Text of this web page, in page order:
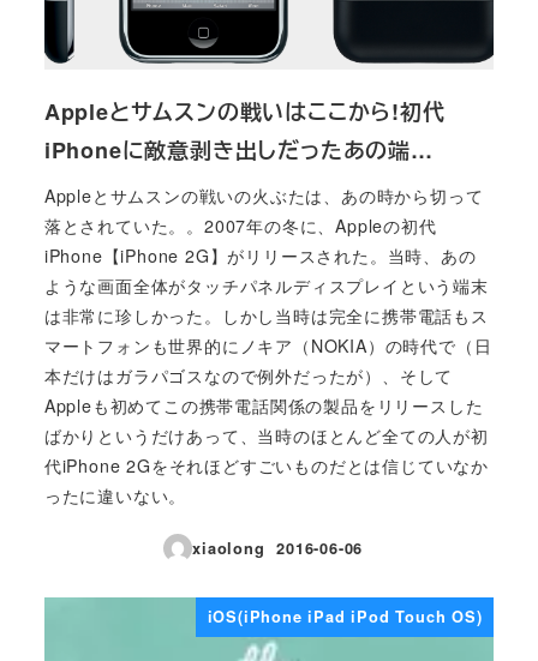
Appleとサムスンの戦いはここから!初代
iPhoneに敵意剥き出しだったあの端…
Appleとサムスンの戦いの火ぶたは、あの時から切って
落とされていた。。2007年の冬に、Appleの初代
iPhone【iPhone 2G】がリリースされた。当時、あの
ような画面全体がタッチパネルディスプレイという端末
は非常に珍しかった。しかし当時は完全に携帯電話もス
マートフォンも世界的にノキア（NOKIA）の時代で（日
本だけはガラパゴスなので例外だったが）、そして
Appleも初めてこの携帯電話関係の製品をリリースした
ばかりというだけあって、当時のほとんど全ての人が初
代iPhone 2Gをそれほどすごいものだとは信じていなか
ったに違いない。
xiaolong
投稿日
2016-06-06
iOS(iPhone iPad iPod Touch OS)